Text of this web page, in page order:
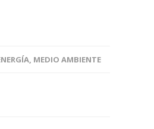
, MEDIO AMBIENTE